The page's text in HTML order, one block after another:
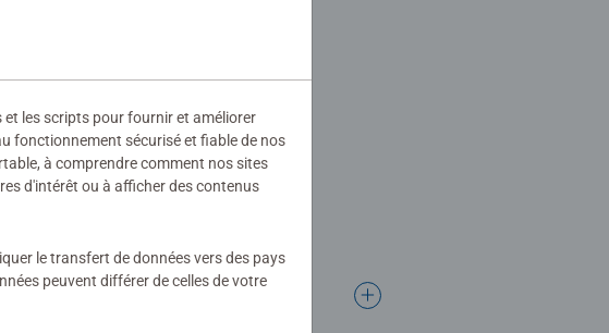
et les scripts pour fournir et améliorer
fonctionnement sécurisé et fiable de nos
à comprendre comment nos sites
d'intérêt ou à afficher des contenus
le transfert de données vers des pays
peuvent différer de celles de votre